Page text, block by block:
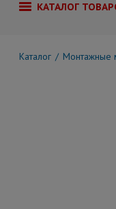
КАТАЛОГ
Каталог Монтажные